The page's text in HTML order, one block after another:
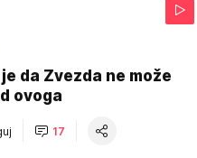
da Zvezda ne može
ovoga
17